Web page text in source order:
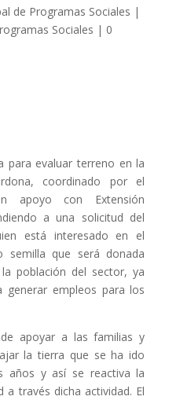
de Programas Sociales |
Sociales | 0
para evaluar terreno en la
coordinado por el
apoyo con Extensión
a una solicitud del
está interesado en el
semilla que será donada
población del sector, ya
generar empleos para los
apoyar a las familias y
la tierra que se ha ido
años y así se reactiva la
a través dicha actividad. El